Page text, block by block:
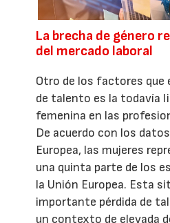
La brecha de género
del mercado laboral
Otro de los factores que
de talento es la todavía
femenina en las
De acuerdo con los
Europea, las mujeres
una quinta parte de los
la Unión Europea. Esta
importante pérdida de
un contexto de elevada